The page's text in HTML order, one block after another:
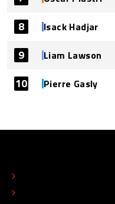
8 Isack Hadjar
9 Liam Lawson
10 Pierre Gasly